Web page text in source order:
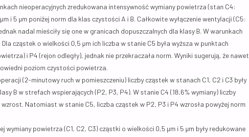
nieoperacyjnych zredukowana intensywność wymiany powietrza (stan C4:
i 5 µm poniżej norm dla klas czystości A i B. Całkowite wyłączenie wentylacji (C5:
nadal mieściły się one w granicach dopuszczalnych dla klasy B. W warunkach
cząstek o wielkości 0,5 µm ich liczba w stanie C5 była wyższa w punktach
i P4 (rejon odległy), jednak nie przekraczała norm. Wyniki sugerują, że nawet
poziom czystości powietrza.
(2-minutowy ruch w pomieszczeniu) liczby cząstek w stanach C1, C2 i C3 były
B w strefach wspierających (P2, P3, P4). W stanie C4 (18,6% wymiany) liczby
Natomiast w stanie C5, liczba cząstek w P2, P3 i P4 wzrosła powyżej norm
powietrza (C1, C2, C3) cząstki o wielkości 0,5 µm i 5 µm były redukowane